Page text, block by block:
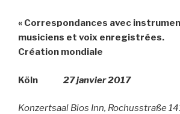
« Correspondances avec
musiciens et voix enregistrées.
Création mondiale
Köln 27 janvier 2017
Konzertsaal Bios Inn, Rochusstraße